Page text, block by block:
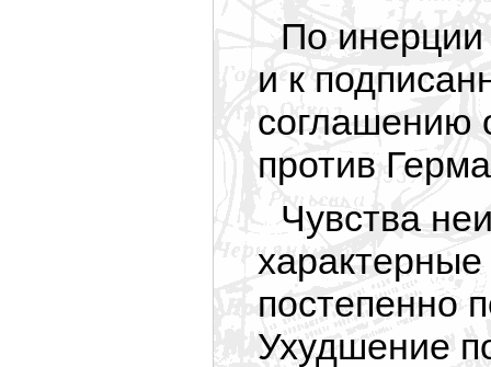
По
и к
соглашению
против
Чувства
постепенно
Ухудшение